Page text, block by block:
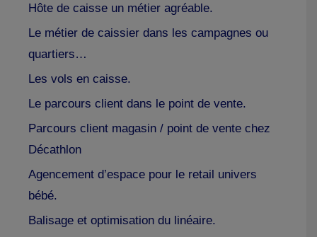
Hôte de caisse un métier agréable.
Le métier de caissier dans les campagnes ou
quartiers…
Les vols en caisse.
Le parcours client dans le point de vente.
Parcours client magasin / point de vente chez
Décathlon
Agencement d’espace pour le retail univers
bébé.
Balisage et optimisation du linéaire.